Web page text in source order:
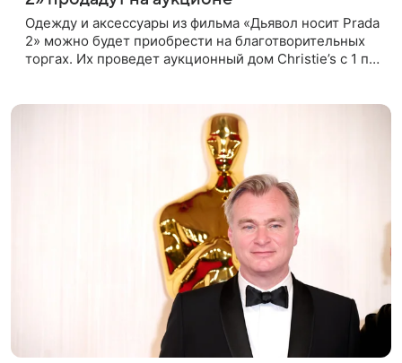
Одежду и аксессуары из фильма «Дьявол носит Prada
2» можно будет приобрести на благотворительных
торгах. Их проведет аукционный дом Christie’s с 1 по